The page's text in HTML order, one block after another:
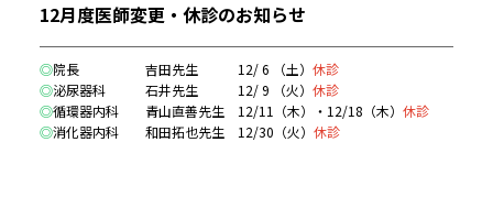
12月度医師変更・休診のお知らせ
◎院長 吉田先生 12/ 6 （土） 休診
◎泌尿器科 石井先生 12/ 9 （火） 休診
◎循環器内科 青山直善先生 12/11（木）・12/18（木） 休診
◎消化器内科 和田拓也先生 12/30（火） 休診